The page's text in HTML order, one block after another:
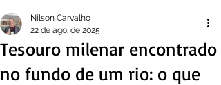
Tesouro milenar encontrado
no fundo de um rio: o que
Nilson Carvalho
22 de ago. de 2025